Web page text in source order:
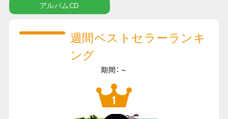
アルバムCD
週間ベストセラーランキ
ング
期間：～